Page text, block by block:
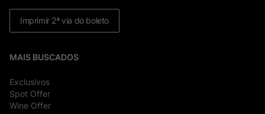
Imprimir 2ª via do boleto
MAIS BUSCADOS
Exclusivos
Spot Offer
Wine Offer